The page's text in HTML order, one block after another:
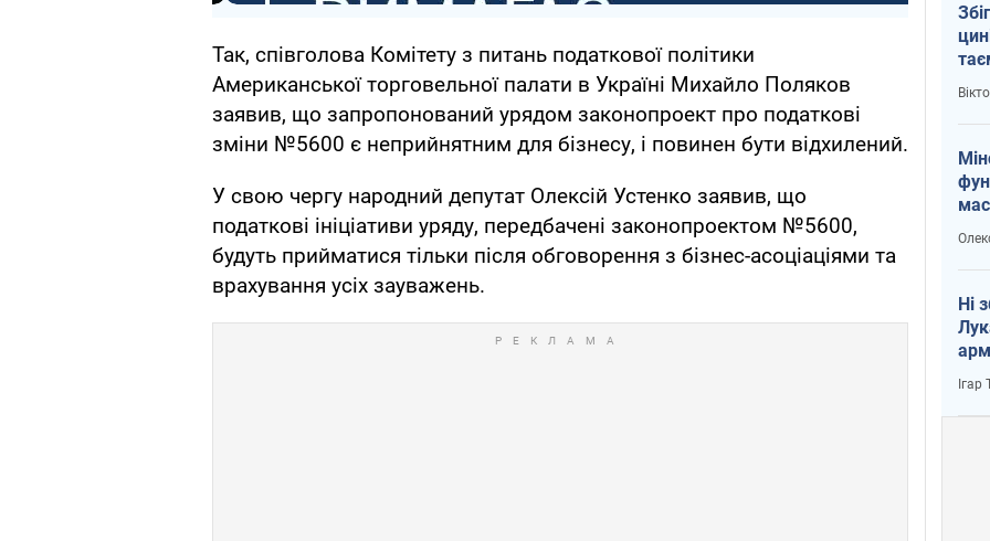
Так, співголова Комітету з питань податкової політики
Американської торговельної палати в Україні Михайло Поляков
заявив, що запропонований урядом законопроект про податкові
зміни №5600 є неприйнятним для бізнесу, і повинен бути відхилений.
У свою чергу народний депутат Олексій Устенко заявив, що
податкові ініціативи уряду, передбачені законопроектом №5600,
будуть прийматися тільки після обговорення з бізнес-асоціаціями та
врахування усіх зауважень.
і
Ні